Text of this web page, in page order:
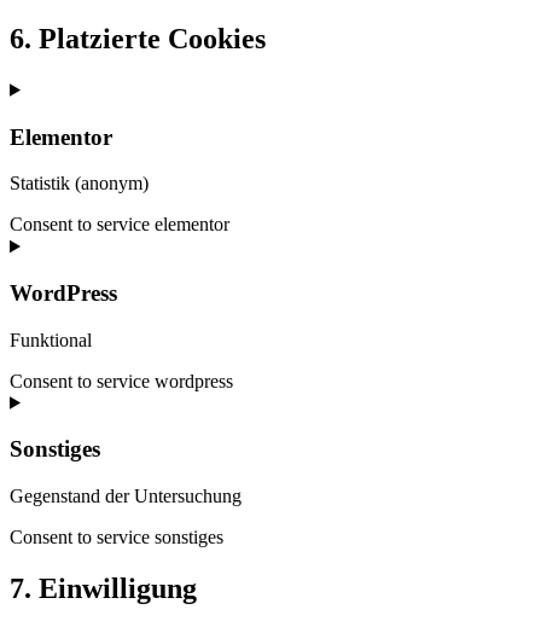
6. Platzierte Cookies
Elementor
Statistik (anonym)
Consent to service elementor
WordPress
Funktional
Consent to service wordpress
Sonstiges
Gegenstand der Untersuchung
Consent to service sonstiges
7. Einwilligung